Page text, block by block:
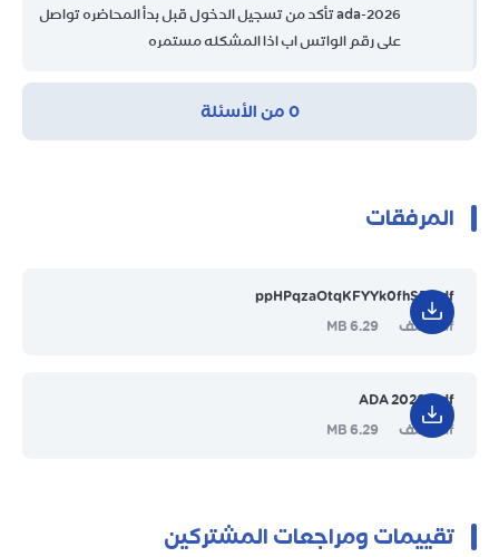
ada-2026 تأكد من تسجيل الدخول قبل بدأ المحاضره تواصل
على رقم الواتس اب اذا المشكله مستمره
0 من الأسئلة
المرفقات
ppHPqzaOtqKFYYk0fhSP.pdf
pdf ملف
6.29 MB
ADA 2026 .pdf
pdf ملف
6.29 MB
تقييمات ومراجعات المشتركين